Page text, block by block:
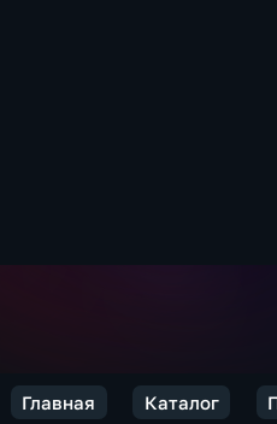
Главная Каталог